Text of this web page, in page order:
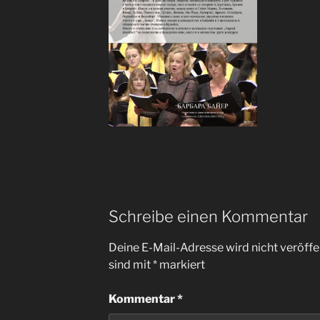
Schreibe einen Kommentar
Deine E-Mail-Adresse wird nicht
sind mit*markiert
Kommentar*